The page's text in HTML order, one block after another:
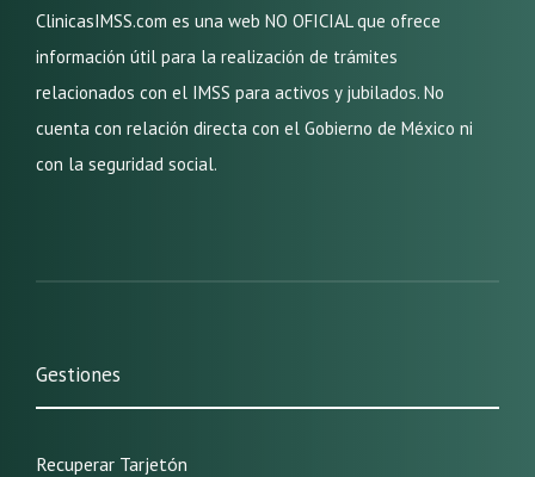
ClinicasIMSS.com es una web NO OFICIAL que ofrece
información útil para la realización de trámites
relacionados con el IMSS para activos y jubilados. No
cuenta con relación directa con el Gobierno de México ni
con la seguridad social.
Gestiones
Recuperar Tarjetón